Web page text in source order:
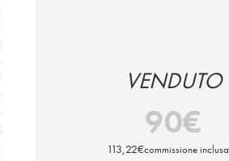
VENDUTO
90€
113,22€commissione inclusa